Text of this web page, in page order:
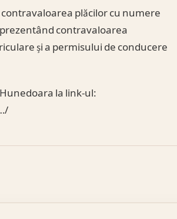
plăcilor cu numere
contravaloarea
și a permisului de conducere
la link-ul: